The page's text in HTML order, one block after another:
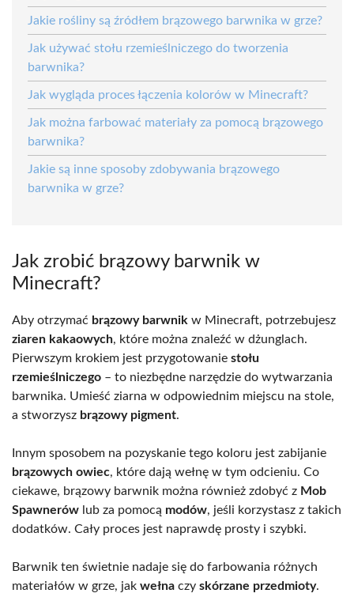
Jakie rośliny są źródłem brązowego barwnika w grze?
Jak używać stołu rzemieślniczego do tworzenia
barwnika?
Jak wygląda proces łączenia kolorów w Minecraft?
Jak można farbować materiały za pomocą brązowego
barwnika?
Jakie są inne sposoby zdobywania brązowego
barwnika w grze?
Jak zrobić brązowy barwnik w
Minecraft?
Aby otrzymać brązowy barwnik w Minecraft, potrzebujesz
ziaren kakaowych, które można znaleźć w dżunglach.
Pierwszym krokiem jest przygotowanie stołu
rzemieślniczego – to niezbędne narzędzie do wytwarzania
barwnika. Umieść ziarna w odpowiednim miejscu na stole,
a stworzysz brązowy pigment.
Innym sposobem na pozyskanie tego koloru jest zabijanie
brązowych owiec, które dają wełnę w tym odcieniu. Co
ciekawe, brązowy barwnik można również zdobyć z Mob
Spawnerów lub za pomocą modów, jeśli korzystasz z takich
dodatków. Cały proces jest naprawdę prosty i szybki.
Barwnik ten świetnie nadaje się do farbowania różnych
materiałów w grze, jak wełna czy skórzane przedmioty.